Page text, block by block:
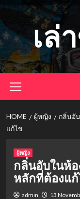
Skip
to
content
เล่
Menu
HOME ผู้หญิง
กลิ่นอั
แก้ไข
ผู้หญิง
กลิ่นอับในห้อ
หลักที่ต้องแ
admin 13